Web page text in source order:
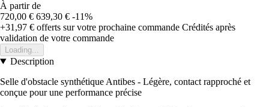
À partir de
720,00 € 639,30 € -11%
+31,97 € offerts sur votre prochaine commande Crédités après
validation de votre commande
Loading...
Description
Selle d'obstacle synthétique Antibes - Légère, contact rapproché et
conçue pour une performance précise